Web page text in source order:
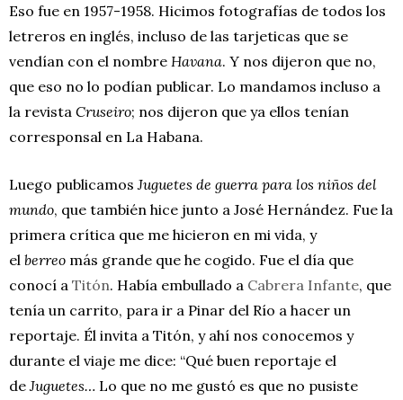
Eso fue en 1957-1958. Hicimos fotografías de todos los
letreros en inglés, incluso de las tarjeticas que se
vendían con el nombre Havana. Y nos dijeron que no,
que eso no lo podían publicar. Lo mandamos incluso a
la revista Cruseiro; nos dijeron que ya ellos tenían
corresponsal en La Habana.
Luego publicamos Juguetes de guerra para los niños del
mundo, que también hice junto a José Hernández. Fue la
primera crítica que me hicieron en mi vida, y
el berreo más grande que he cogido. Fue el día que
conocí a Titón. Había embullado a Cabrera Infante, que
tenía un carrito, para ir a Pinar del Río a hacer un
reportaje. Él invita a Titón, y ahí nos conocemos y
durante el viaje me dice: “Qué buen reportaje el
de Juguetes… Lo que no me gustó es que no pusiste